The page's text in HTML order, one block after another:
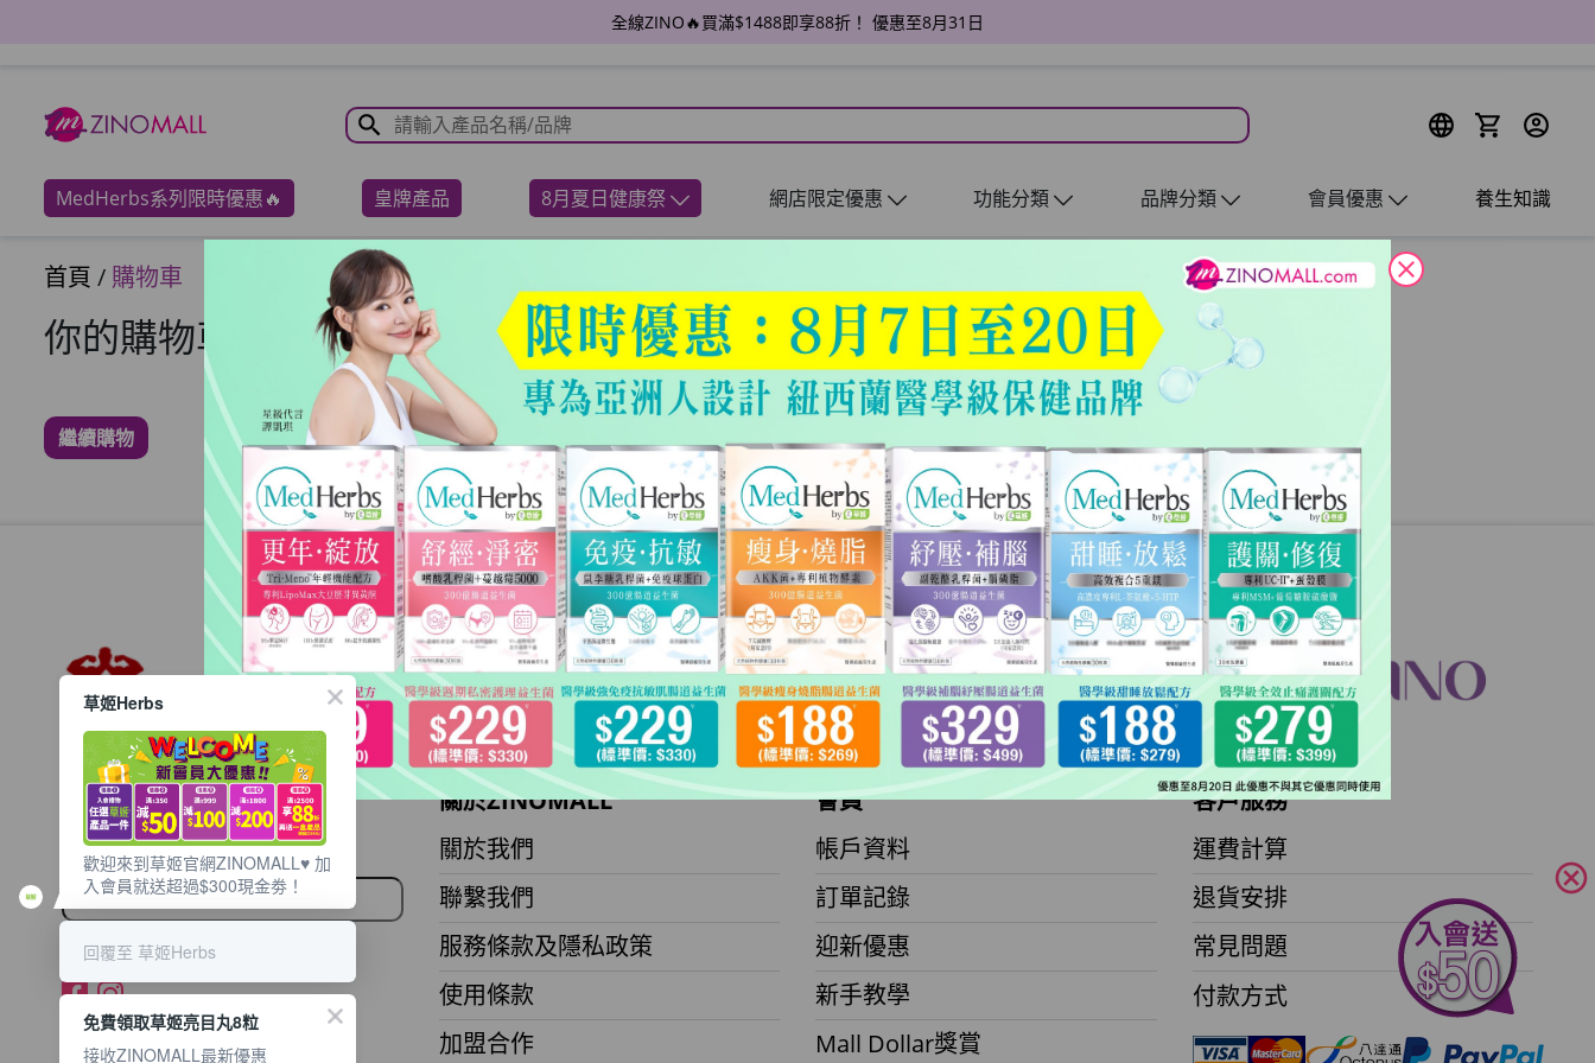
全線ZINO🔥買滿$1488即享88折！ 優惠至8月31日
MedHerbs系列限時優惠🔥 皇牌產品 8月夏日健康祭 網店限定優惠 功能分類 品牌分類 會員優惠 養生知識
首頁 / 購物車
你的購物車沒有任何商品
繼續購物
想獲取最新的優惠資訊？
立即訂閱電子郵件!
關於ZINOMALL
關於我們
聯繫我們
服務條款及隱私政策
使用條款
加盟合作
會員
帳戶資料
訂單記錄
迎新優惠
新手教學
Mall Dollar獎賞
客戶服務
運費計算
退貨安排
常見問題
付款方式
close
cancel
草姬Herbs
歡迎來到草姬官網ZINOMALL♥️ 加
入會員就送超過$300現金劵！
回覆至 草姬Herbs
免費領取草姬亮目丸8粒
接收ZINOMALL最新優惠